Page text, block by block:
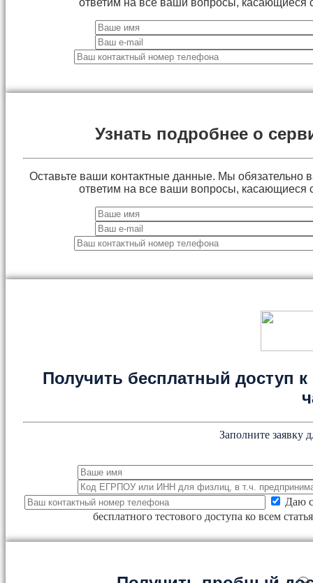
Узнать подробнее о
Оставьте ваши контактные данные. Мы обязательно
ответим на все ваши вопросы, касающиеся
Получить бесплатный доступ к
Заполните заявку
Даю
бесплатного тестового доступа ко всем